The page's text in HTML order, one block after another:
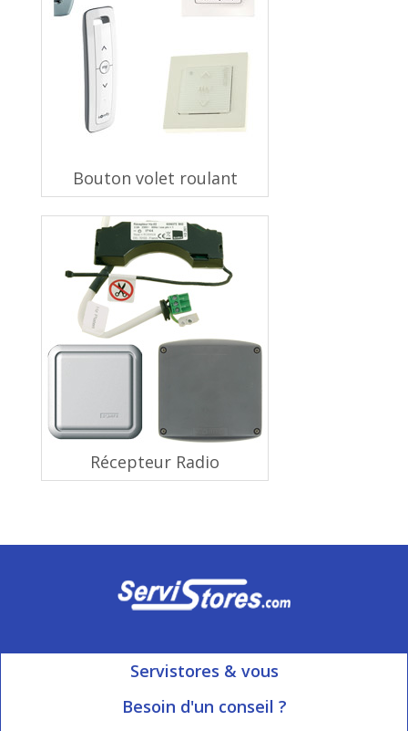
Bouton volet roulant
Récepteur Radio
Servistores & vous
Mon compte
Besoin d'un conseil ?